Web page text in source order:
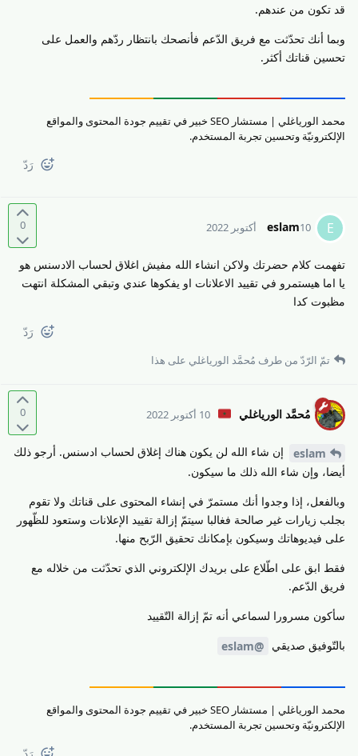
قد تكون من عندهم.
وبما أنك تحدّثت مع فريق الدّعم فأنصحك بانتظار ردّهم والعمل على
تحسين قناتك أكثر.
محمد الورياغلي | مستشار SEO خبير في تقييم جودة المحتوى والمواقع
الإلكترونيّة وتحسين تجربة المستخدم.
رَدّ
0 E
eslam10 أكتوبر 2022
تفهمت كلام حضرتك ولاكن انشاء الله مفيش اغلاق لحساب الادسنس هو
يا اما هيستمرو في تقييد الاعلانات او يفكوها عندي وتبقي المشكلة انتهت
مظبوت كدا
رَدّ
تمّ الرّدّ من طرف مُحمَّد الورياغلي على هذا
0 مُحمَّد الورياغلي 10 أكتوبر 2022
eslam
إن شاء الله لن يكون هناك إغلاق لحساب ادسنس. أرجو ذلك
أيضا، وإن شاء الله ذلك ما سيكون.
وبالفعل، إذا وجدوا أنك مستمرّ في إنشاء المحتوى على قناتك ولا تقوم
بجلب زيارات غير صالحة فغالبا سيتمّ إزالة تقييد الإعلانات وستعود للظّهور
على فيديوهاتك وسيكون بإمكانك تحقيق الرّبح منها.
فقط ابق على اطّلاع على بريدك الإلكتروني الذي تحدّثت من خلاله مع
فريق الدّعم.
سأكون مسرورا لسماعي أنه تمّ إزالة التّقييد
بالتّوفيق صديقي @eslam
محمد الورياغلي | مستشار SEO خبير في تقييم جودة المحتوى والمواقع
الإلكترونيّة وتحسين تجربة المستخدم.